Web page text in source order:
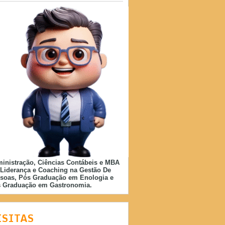
Ciências Contábeis e MBA
e Coaching na Gestão De
Pós Graduação em Enologia e
Graduação em Gastronomia.